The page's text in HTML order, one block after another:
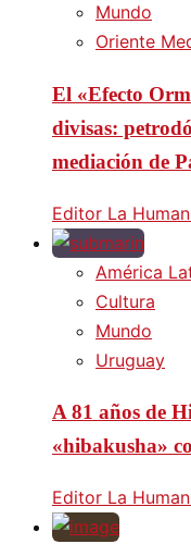
Mundo
Oriente
El «Efecto
divisas:
mediación de
Editor La
América
Cultura
Mundo
Uruguay
A 81 años de
«hibakusha»
Editor La